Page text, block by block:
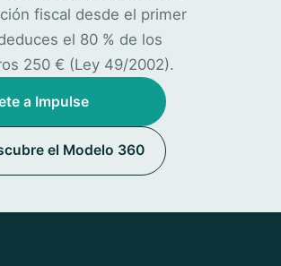
fiscal desde el primer
el 80 % de los
250 € (Ley 49/2002).
a Impulse
el Modelo 360